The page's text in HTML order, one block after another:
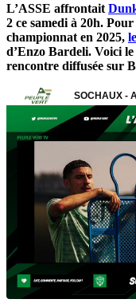
L’ASSE affrontait
2 ce samedi à 20h.
championnat en 2025,
d’Enzo Bardeli. Voici le
rencontre diffusée sur